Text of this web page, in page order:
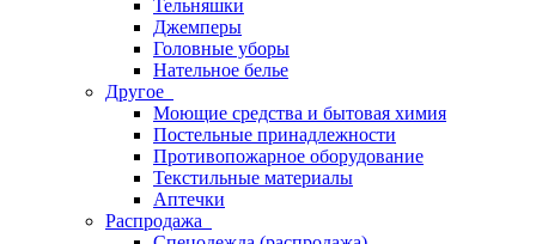
Тельняшки
Джемперы
Головные уборы
Нательное белье
Другое
Моющие средства и бытовая химия
Постельные принадлежности
Противопожарное оборудование
Текстильные материалы
Аптечки
Распродажа